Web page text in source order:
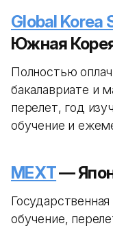
Global Korea
Южная
Полностью
бакалавриате и
перелет, год
обучение и
MEXT—
обучение,